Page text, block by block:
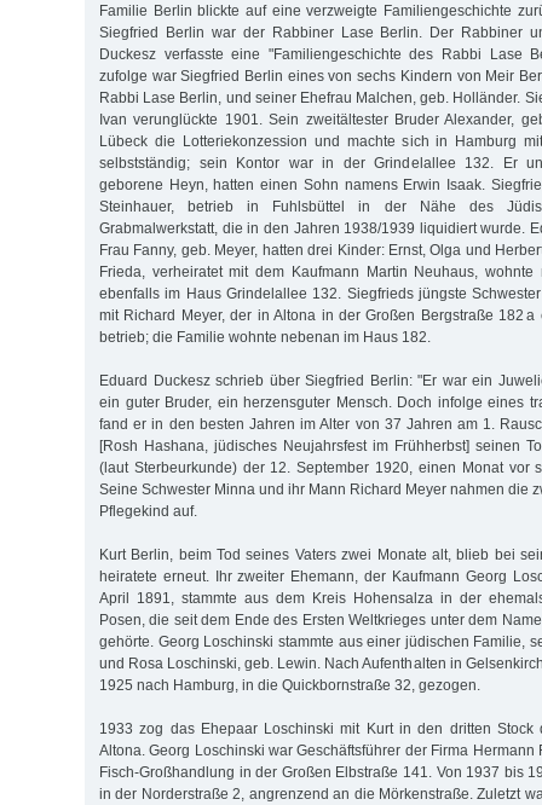
Familie Berlin blickte auf eine verzweigte Familiengeschichte
Siegfried Berlin war der Rabbiner Lase Berlin. Der Rabbiner
Duckesz verfasste eine "Familiengeschichte des Rabbi Lase
zufolge war Siegfried Berlin eines von sechs Kindern von Meir
Rabbi Lase Berlin, und seiner Ehefrau Malchen, geb. Holländer.
Ivan verunglückte 1901. Sein zweitältester Bruder Alexander,
Lübeck die Lotteriekonzession und machte sich in Hamburg
selbstständig; sein Kontor war in der Grindelallee 132. Er
geborene Heyn, hatten einen Sohn namens Erwin Isaak.
Steinhauer, betrieb in Fuhlsbüttel in der Nähe des
Grabmalwerkstatt, die in den Jahren 1938/1939 liquidiert wurde.
Frau Fanny, geb. Meyer, hatten drei Kinder: Ernst, Olga und
Frieda, verheiratet mit dem Kaufmann Martin Neuhaus,
ebenfalls im Haus Grindelallee 132. Siegfrieds jüngste
mit Richard Meyer, der in Altona in der Großen Bergstraße 182 a
betrieb; die Familie wohnte nebenan im Haus 182.
Eduard Duckesz schrieb über Siegfried Berlin: "Er war ein
ein guter Bruder, ein herzensguter Mensch. Doch infolge eines
fand er in den besten Jahren im Alter von 37 Jahren am 1.
[Rosh Hashana, jüdisches Neujahrsfest im Frühherbst] seinen
(laut Sterbeurkunde) der 12. September 1920, einen Monat vor
Seine Schwester Minna und ihr Mann Richard Meyer nahmen die
Pflegekind auf.
Kurt Berlin, beim Tod seines Vaters zwei Monate alt, blieb bei
heiratete erneut. Ihr zweiter Ehemann, der Kaufmann Georg
April 1891, stammte aus dem Kreis Hohensalza in der
Posen, die seit dem Ende des Ersten Weltkrieges unter dem
gehörte. Georg Loschinski stammte aus einer jüdischen Familie,
und Rosa Loschinski, geb. Lewin. Nach Aufenthalten in
1925 nach Hamburg, in die Quickbornstraße 32, gezogen.
1933 zog das Ehepaar Loschinski mit Kurt in den dritten Stock
Altona. Georg Loschinski war Geschäftsführer der Firma Hermann
Fisch-Großhandlung in der Großen Elbstraße 141. Von 1937 bis
in der Norderstraße 2, angrenzend an die Mörkenstraße. Zuletzt